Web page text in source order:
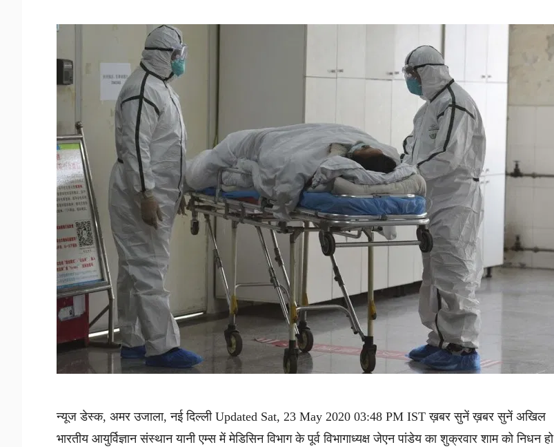
न्यूज डेस्क, अमर उजाला, नई दिल्ली Updated Sat, 23 May 2020 03:48 PM IST ख़बर सुनें ख़बर सुनें अखिल
भारतीय आयुर्विज्ञान संस्थान यानी एम्स में मेडिसिन विभाग के पूर्व विभागाध्यक्ष जेएन पांडेय का शुक्रवार शाम को निधन हो